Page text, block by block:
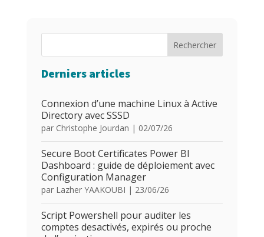
Rechercher
Derniers articles
Connexion d’une machine Linux à Active
Directory avec SSSD
par Christophe Jourdan | 02/07/26
Secure Boot Certificates Power BI
Dashboard : guide de déploiement avec
Configuration Manager
par Lazher YAAKOUBI | 23/06/26
Script Powershell pour auditer les
comptes desactivés, expirés ou proche